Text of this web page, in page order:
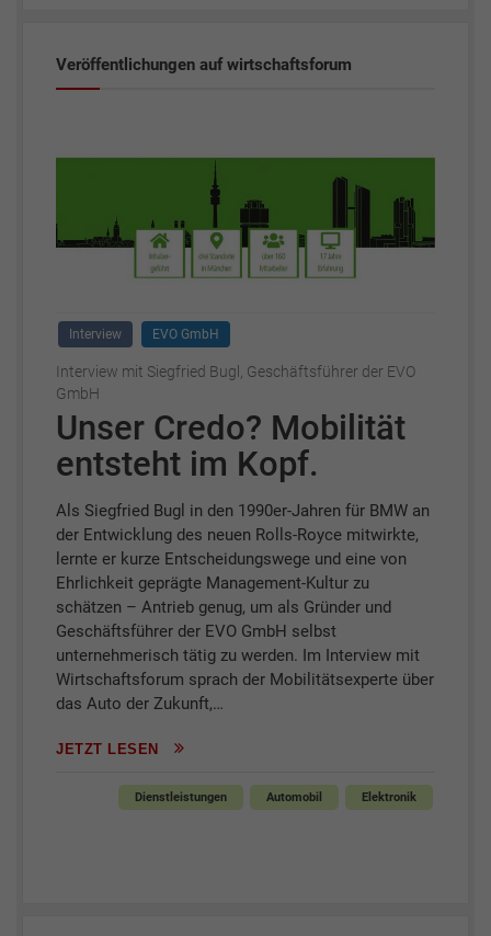
Veröffentlichungen auf wirtschaftsforum
Interview EVO GmbH
Interview mit Siegfried Bugl, Geschäftsführer der EVO
GmbH
Unser Credo? Mobilität
entsteht im Kopf.
Als Siegfried Bugl in den 1990er-Jahren für BMW an
der Entwicklung des neuen Rolls-Royce mitwirkte,
lernte er kurze Entscheidungswege und eine von
Ehrlichkeit geprägte Management-Kultur zu
schätzen – Antrieb genug, um als Gründer und
Geschäftsführer der EVO GmbH selbst
unternehmerisch tätig zu werden. Im Interview mit
Wirtschaftsforum sprach der Mobilitätsexperte über
das Auto der Zukunft,…
JETZT LESEN
Dienstleistungen Automobil Elektronik